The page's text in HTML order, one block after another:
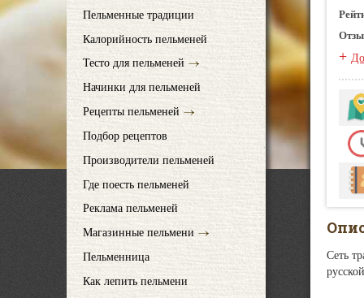
Пельменные традиции
Калорийность пельменей
Тесто для пельменей
Начинки для пельменей
Рецепты пельменей
Подбор рецептов
Производители пельменей
Где поесть пельменей
Реклама пельменей
Магазинные пельмени
Пельменница
Как лепить пельмени
+
Сеть